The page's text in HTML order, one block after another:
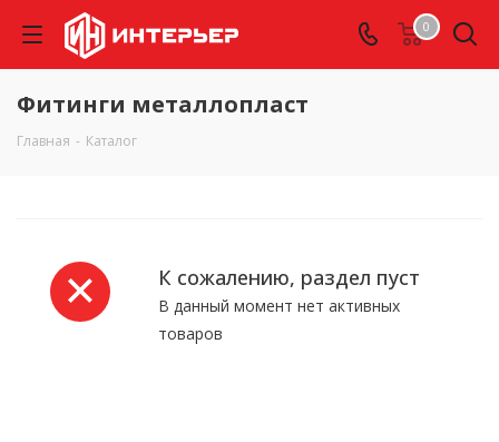
0
Фитинги металлопласт
Главная - Каталог
К сожалению, раздел пуст
В данный момент нет активных
товаров